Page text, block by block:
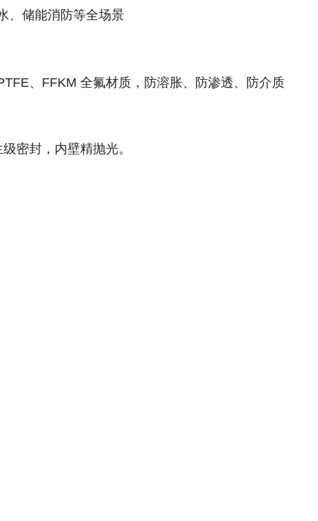
、储能消防等全场景
、FFKM 全氟材质，防溶胀、防渗透、防介质
密封，内壁精抛光。